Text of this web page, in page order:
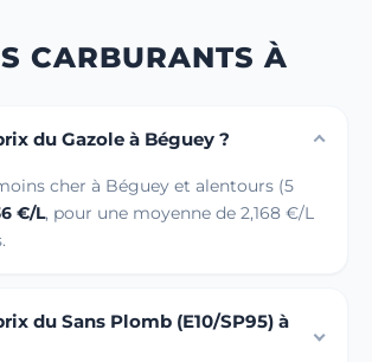
CARBURANTS À
du Gazole à Béguey ?
cher à Béguey et alentours (5
€/L, pour une moyenne de 2,168 €/L
du Sans Plomb (E10/SP95) à